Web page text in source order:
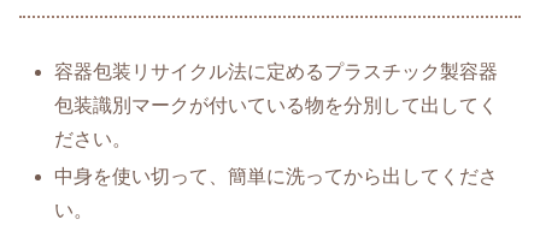
容器包装リサイクル法に定めるプラスチック製容器
包装識別マークが付いている物を分別して出してく
ださい。
中身を使い切って、簡単に洗ってから出してくださ
い。